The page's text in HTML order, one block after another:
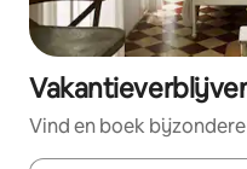
Vind en boek